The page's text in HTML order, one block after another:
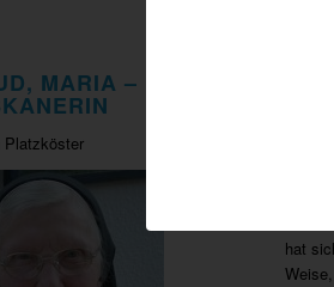
MARIA –
Platzköster
hat